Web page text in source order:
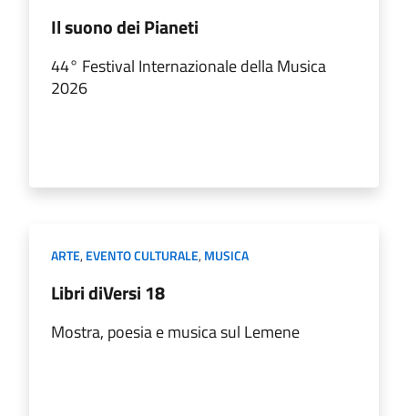
Il suono dei Pianeti
44° Festival Internazionale della Musica
2026
ARTE,EVENTO CULTURALE,MUSICA
Libri diVersi 18
Mostra, poesia e musica sul Lemene